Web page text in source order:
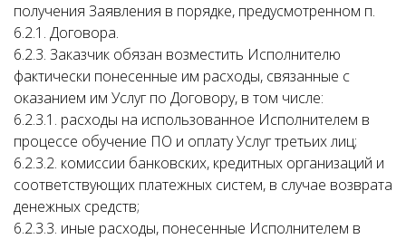
получения Заявления в порядке, предусмотренном п.
6.2.1. Договора.
6.2.3. Заказчик обязан возместить Исполнителю
фактически понесенные им расходы, связанные с
оказанием им Услуг по Договору, в том числе:
6.2.3.1. расходы на использованное Исполнителем в
процессе обучение ПО и оплату Услуг третьих лиц;
6.2.3.2. комиссии банковских, кредитных организаций и
соответствующих платежных систем, в случае возврата
денежных средств;
6.2.3.3. иные расходы, понесенные Исполнителем в